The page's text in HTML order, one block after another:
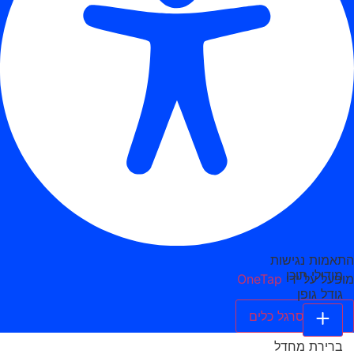
התאמות נגישות
מופעל על ידי OneTap
הסתר סרגל כלים
מודולי תוכן
גודל גופן
ברירת מחדל